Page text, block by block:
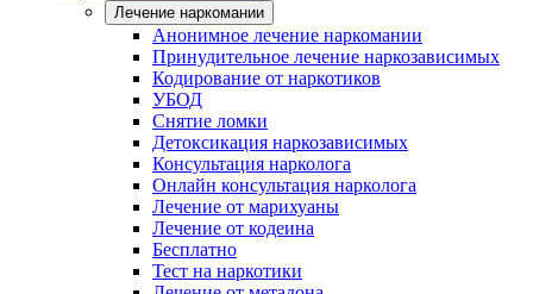
Лечение наркомании
Анонимное лечение наркомании
Принудительное лечение наркозависимых
Кодирование от наркотиков
УБОД
Снятие ломки
Детоксикация наркозависимых
Консультация нарколога
Онлайн консультация нарколога
Лечение от марихуаны
Лечение от кодеина
Бесплатно
Тест на наркотики